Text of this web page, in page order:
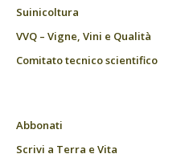
Suinicoltura
VVQ – Vigne, Vini e Qualità
Comitato tecnico scientifico
Abbonati
Scrivi a Terra e Vita